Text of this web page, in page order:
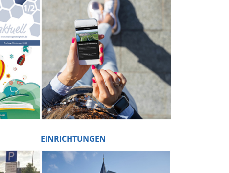
EINRICHTUNGEN